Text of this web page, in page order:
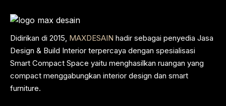
Didirikan di 2015, MAXDESAIN hadir sebagai penyedia Jasa
Design & Build Interior terpercaya dengan spesialisasi
Smart Compact Space yaitu menghasilkan ruangan yang
compact menggabungkan interior design dan smart
furniture.